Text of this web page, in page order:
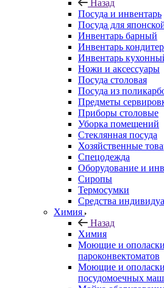
Назад
Посуда и инвентарь
Посуда для
Инвентарь барный
Инвентарь
Инвентарь
Ножи и аксессуары
Посуда столовая
Посуда из
Предметы
Приборы столовые
Уборка помещений
Стеклянная посуда
Хозяйственные
Спецодежда
Оборудование и
Сиропы
Термосумки
Средства
Химия
Назад
Химия
Моющие и
пароконвектоматов
Моющие и
посудомоечных